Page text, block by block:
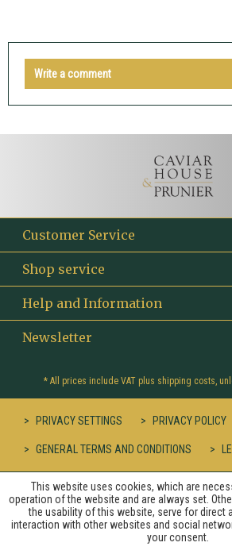
Write a comment
Customer Service
Shop service
Help and Information
Newsletter
* All prices include VAT plus shipping costs,
PRIVACY SETTINGS PRIVACY POLICY
GENERAL TERMS AND CONDITIONS
This website uses cookies, which are
operation of the website and are always set.
the usability of this website, serve for direct
interaction with other websites and social
your consent.